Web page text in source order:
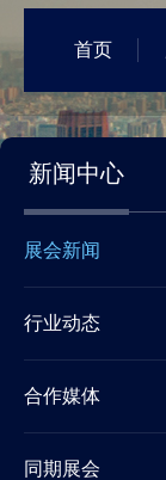
首页
新闻中心
展会新闻
行业动态
合作媒体
同期展会